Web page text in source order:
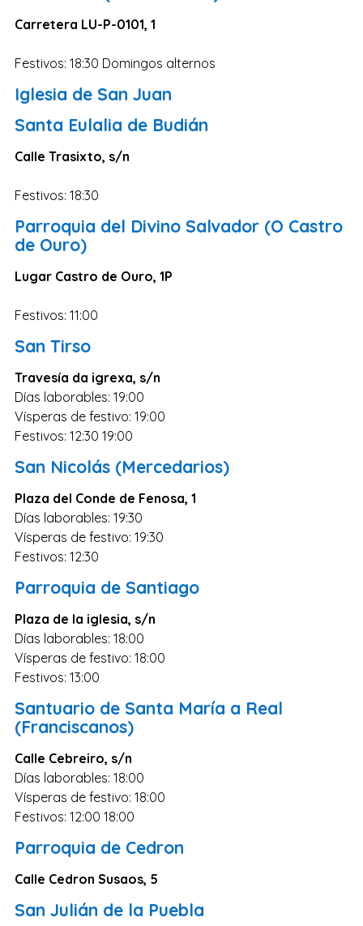
Burgos
Jaén
Badajoz
León
Salamanca
Cáceres
Ciudad Real
Castellón
Cuenca
Teruel
Zamora
Guipúzcoa
Segovia
Almería
La Rioja
Huelva
Lugo
Ávila
Albacete
Soria
Álava
Ceuta
Melilla
Carretera LU-P-0101, 1
Festivos: 18:30 Domingos alternos
Iglesia de San Juan
Santa Eulalia de Budián
Calle Trasixto, s/n
Festivos: 18:30
Parroquia del Divino Salvador (O Castro
de Ouro)
Lugar Castro de Ouro, 1P
Festivos: 11:00
San Tirso
Travesía da igrexa, s/n
Días laborables: 19:00
Vísperas de festivo: 19:00
Festivos: 12:30 19:00
San Nicolás (Mercedarios)
Plaza del Conde de Fenosa, 1
Días laborables: 19:30
Vísperas de festivo: 19:30
Festivos: 12:30
Parroquia de Santiago
Plaza de la iglesia, s/n
Días laborables: 18:00
Vísperas de festivo: 18:00
Festivos: 13:00
Santuario de Santa María a Real
(Franciscanos)
Calle Cebreiro, s/n
Días laborables: 18:00
Vísperas de festivo: 18:00
Festivos: 12:00 18:00
Parroquia de Cedron
Calle Cedron Susaos, 5
San Julián de la Puebla